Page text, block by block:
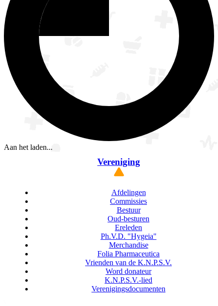
Aan het laden...
Vereniging
Afdelingen
Commissies
Bestuur
Oud-besturen
Ereleden
Ph.V.D. "Hygeia"
Merchandise
Folia Pharmaceutica
Vrienden van de K.N.P.S.V.
Word donateur
K.N.P.S.V.-lied
Verenigingsdocumenten